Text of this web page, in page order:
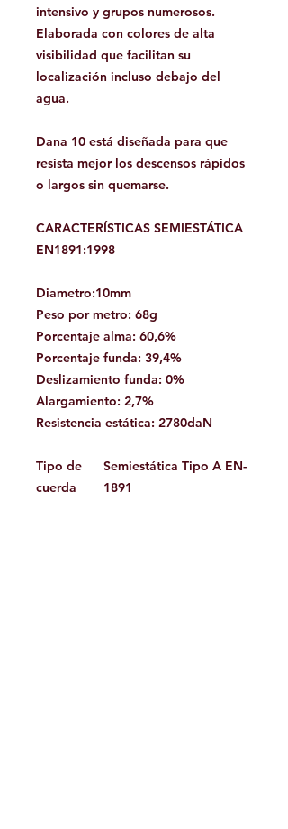
intensivo y grupos numerosos.
Elaborada con colores de alta
visibilidad que facilitan su
localización incluso debajo del
agua.
Dana 10 está diseñada para que
resista mejor los descensos rápidos
o largos sin quemarse.
CARACTERÍSTICAS SEMIESTÁTICA
EN1891:1998
Diametro:10mm
Peso por metro: 68g
Porcentaje alma: 60,6%
Porcentaje funda: 39,4%
Deslizamiento funda: 0%
Alargamiento: 2,7%
Resistencia estática: 2780daN
Tipo de
cuerda
Semiestática Tipo A EN-
1891